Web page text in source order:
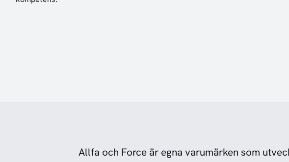
Allfa och Force är egna varumärken som